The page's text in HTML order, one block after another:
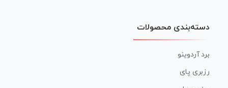
دسته‌بندی محصولات
برد آردوینو
رزبری پای